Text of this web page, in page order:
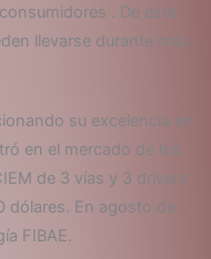
. De esta
llevarse durante más
su excelencia en
en el mercado de los
de 3 vías y 3 drivers
dólares. En agosto de
FIBAE.